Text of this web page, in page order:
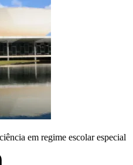
em regime escolar especial